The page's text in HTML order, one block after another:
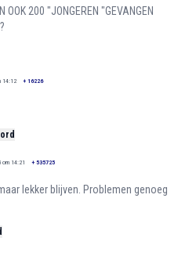
OOK 200 "JONGEREN "GEVANGEN
14:12 + 16226
om 14:21 + 535725
lekker blijven. Problemen genoeg